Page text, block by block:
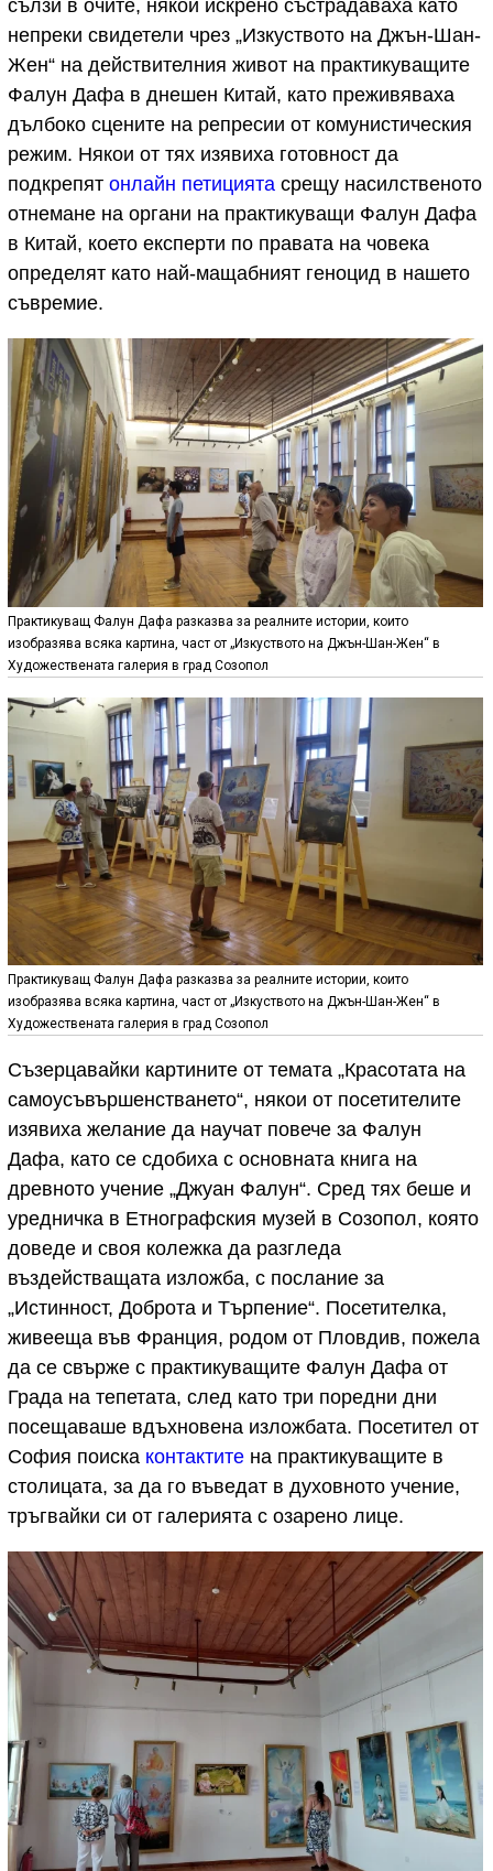
сълзи в очите, някои искрено състрадаваха като
непреки свидетели чрез „Изкуството на Джън-Шан-
Жен“ на действителния живот на практикуващите
Фалун Дафа в днешен Китай, като преживяваха
дълбоко сцените на репресии от комунистическия
режим. Някои от тях изявиха готовност да
подкрепят онлайн петицията срещу насилственото
отнемане на органи на практикуващи Фалун Дафа
в Китай, което експерти по правата на човека
определят като най-мащабният геноцид в нашето
съвремие.
Практикуващ Фалун Дафа разказва за реалните истории, които
изобразява всяка картина, част от „Изкуството на Джън-Шан-Жен“ в
Художествената галерия в град Созопол
Практикуващ Фалун Дафа разказва за реалните истории, които
изобразява всяка картина, част от „Изкуството на Джън-Шан-Жен“ в
Художествената галерия в град Созопол
Съзерцавайки картините от темата „Красотата на
самоусъвършенстването“, някои от посетителите
изявиха желание да научат повече за Фалун
Дафа, като се сдобиха с основната книга на
древното учение „Джуан Фалун“. Сред тях беше и
уредничка в Етнографския музей в Созопол, която
доведе и своя колежка да разгледа
въздействащата изложба, с послание за
„Истинност, Доброта и Търпение“. Посетителка,
живееща във Франция, родом от Пловдив, пожела
да се свърже с практикуващите Фалун Дафа от
Града на тепетата, след като три поредни дни
посещаваше вдъхновена изложбата. Посетител от
София поиска контактите на практикуващите в
столицата, за да го въведат в духовното учение,
тръгвайки си от галерията с озарено лице.